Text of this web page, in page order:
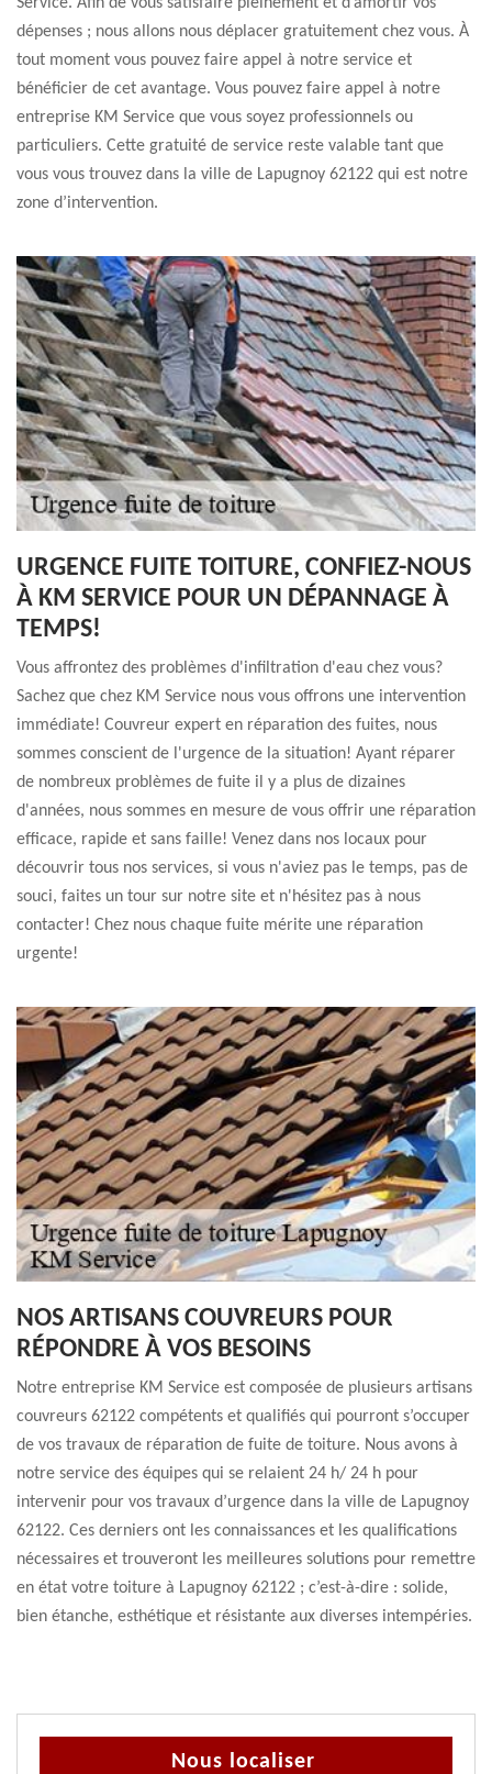
dépenses ; nous allons nous déplacer gratuitement chez vous. À
tout moment vous pouvez faire appel à notre service et
bénéficier de cet avantage. Vous pouvez faire appel à notre
entreprise KM Service que vous soyez professionnels ou
particuliers. Cette gratuité de service reste valable tant que
vous vous trouvez dans la ville de Lapugnoy 62122 qui est notre
zone d’intervention.
URGENCE FUITE TOITURE, CONFIEZ-NOUS
À KM SERVICE POUR UN DÉPANNAGE À
TEMPS!
Vous affrontez des problèmes d'infiltration d'eau chez vous?
Sachez que chez KM Service nous vous offrons une intervention
immédiate! Couvreur expert en réparation des fuites, nous
sommes conscient de l'urgence de la situation! Ayant réparer
de nombreux problèmes de fuite il y a plus de dizaines
d'années, nous sommes en mesure de vous offrir une réparation
efficace, rapide et sans faille! Venez dans nos locaux pour
découvrir tous nos services, si vous n'aviez pas le temps, pas de
souci, faites un tour sur notre site et n'hésitez pas à nous
contacter! Chez nous chaque fuite mérite une réparation
urgente!
NOS ARTISANS COUVREURS POUR
RÉPONDRE À VOS BESOINS
Notre entreprise KM Service est composée de plusieurs artisans
couvreurs 62122 compétents et qualifiés qui pourront s’occuper
de vos travaux de réparation de fuite de toiture. Nous avons à
notre service des équipes qui se relaient 24 h/ 24 h pour
intervenir pour vos travaux d’urgence dans la ville de Lapugnoy
62122. Ces derniers ont les connaissances et les qualifications
nécessaires et trouveront les meilleures solutions pour remettre
en état votre toiture à Lapugnoy 62122 ; c’est-à-dire : solide,
bien étanche, esthétique et résistante aux diverses intempéries.
Nous localiser